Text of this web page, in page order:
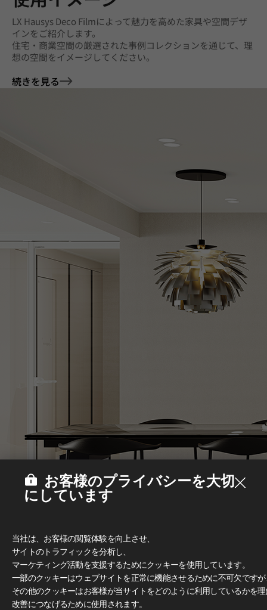
LX Hausys Deco Filmによって魅力を高めた家具や空間デザ
インをご紹介します。
住宅・商業空間の厳選された事例コレクションを通じて、理
想の空間をイメージしてください。
続きを見る
お客様のプライバシーを大切
にしています
当社は、お客様の閲覧体験を向上させ、
サイトのトラフィックを分析し、
マーケティング活動を支援するためにクッキーを使用しています。
一部のクッキーはウェブサイトを正常に機能させるために不可欠です
その他のクッキーはお客様が当サイトをどのように利用しているかを
改善につなげるために使用されます。